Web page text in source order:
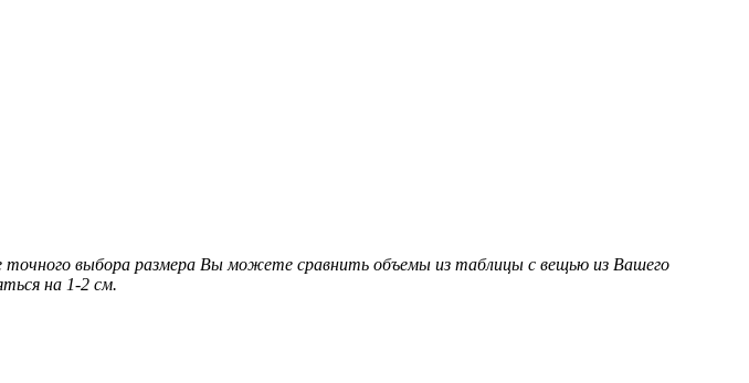
точного выбора размера Вы можете сравнить объемы из таблицы с вещью из Вашего
на 1-2 см.